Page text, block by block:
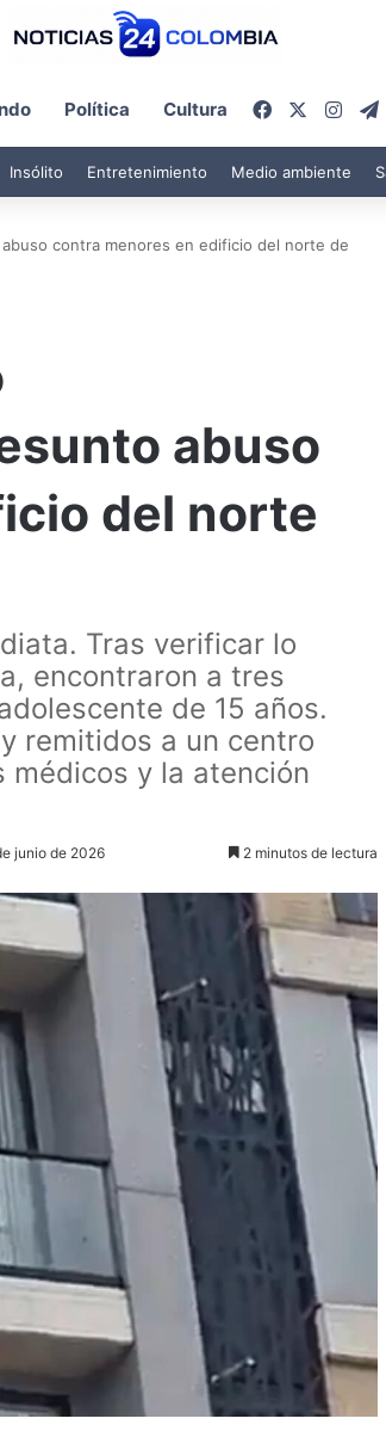
Política Cultura Facebook
Insólito Entretenimiento Medio ambiente
contra menores en edificio del norte de
abuso
del norte
Tras verificar lo
encontraron a tres
de 15 años.
remitidos a un centro
médicos y la atención
junio de 2026 2 minutos de lectura